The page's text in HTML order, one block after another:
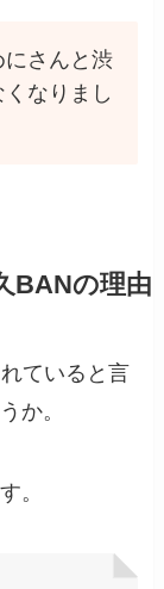
にさんと渋
なりまし
BANの理由
ていると言
か。
。